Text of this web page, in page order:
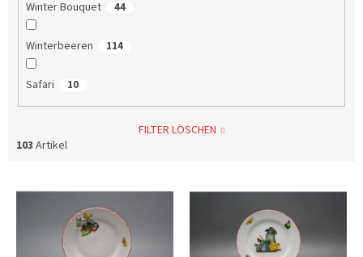
Winter Bouquet 44
Winterbeeren 114
Safari 10
FILTER LÖSCHEN
103 Artikel